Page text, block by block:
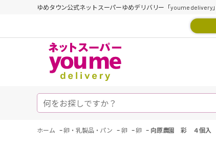
ゆめタウン公式ネットスーパーゆめデリバリー「youme delivery」
ホーム -卵・乳製品・パン - 卵 -卵 - 向原農園 彩 ４個入